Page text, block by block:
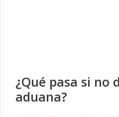
¿Qué pasa si no
aduana?